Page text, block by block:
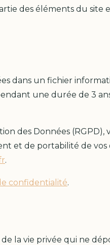
des éléments du site
dans un fichier
une durée de 3
des Données (RGPD),
et de portabilité de vos
.
confidentialité.
la vie privée qui ne